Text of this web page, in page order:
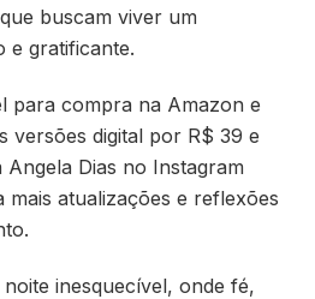
buscam viver um
e gratificante.
para compra na Amazon e
versões digital por R$ 39 e
Dias no Instagram
mais atualizações e reflexões
inesquecível, onde fé,